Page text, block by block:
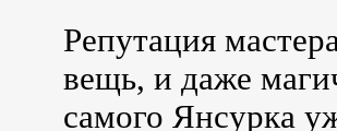
Репутация
вещь, и даже
самого Янсурка